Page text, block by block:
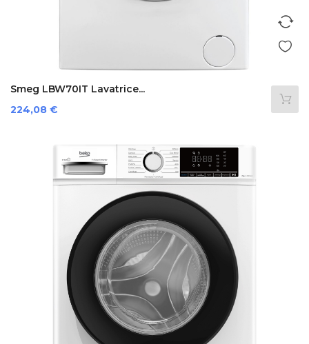
Smeg LBW70IT Lavatrice...
Preis
224,08 €